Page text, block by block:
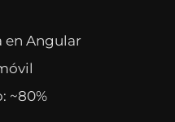
en Angular
~80%